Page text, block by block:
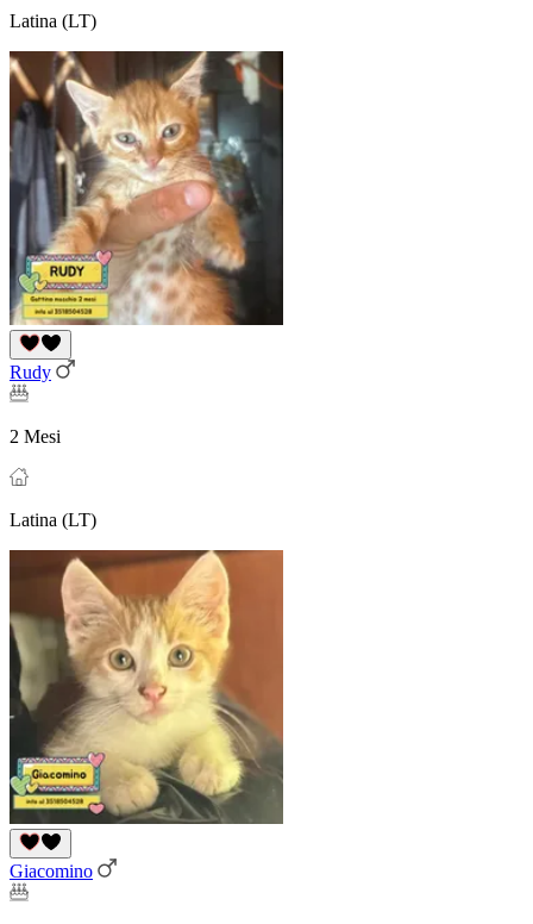
Latina (LT)
Rudy
2 Mesi
Latina (LT)
Giacomino